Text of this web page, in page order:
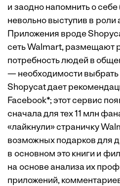
и заодно напомнить о
невольно выступив в роли
Приложения вроде
сеть Walmart, размещают
потребность людей в
— необходимости выбрать
Shopycat дает
Facebook*; этот сервис
сначала для тех 11 млн
«лайкнули» страничку
возможных подарков для
в основном это книги и
на основе анализа их
приложений,